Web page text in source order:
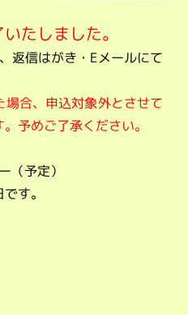
たしました。
返信はがき・Eメールにて
合、申込対象外とさせて
予めご了承ください。
（予定）
す。